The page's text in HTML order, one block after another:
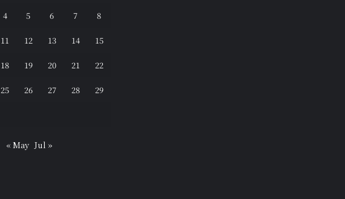
4 5 6 7 8
11 12 13 14 15
18 19 20 21 22
25 26 27 28 29
« May Jul »